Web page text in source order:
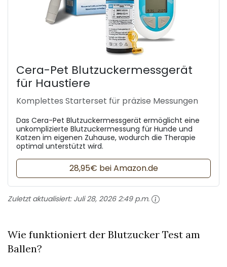
Cera-Pet Blutzuckermessgerät
für Haustiere
Komplettes Starterset für präzise Messungen
Das Cera-Pet Blutzuckermessgerät ermöglicht eine
unkomplizierte Blutzuckermessung für Hunde und
Katzen im eigenen Zuhause, wodurch die Therapie
optimal unterstützt wird.
28,95€ bei Amazon.de
Zuletzt aktualisiert: Juli 28, 2026 2:49 p.m.
Wie funktioniert der Blutzucker Test am
Ballen?